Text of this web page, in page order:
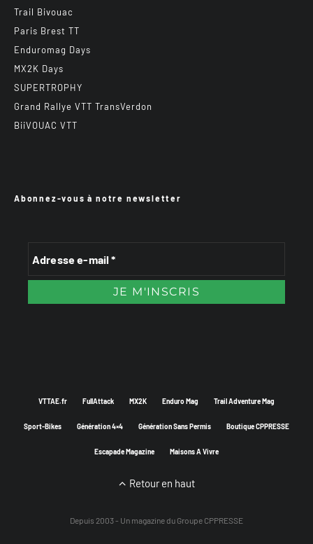
Trail Bivouac
Paris Brest TT
Enduromag Days
MX2K Days
SUPERTROPHY
Grand Rallye VTT TransVerdon
BiiVOUAC VTT
Abonnez-vous à notre newsletter
VTTAE.fr FullAttack MX2K Enduro Mag Trail Adventure Mag
Sport-Bikes Génération 4×4 Génération Sans Permis Boutique CPPRESSE
Escapade Magazine Maisons A Vivre
Retour en haut
Depuis 2003 - Un magazine du Groupe CPPRESSE